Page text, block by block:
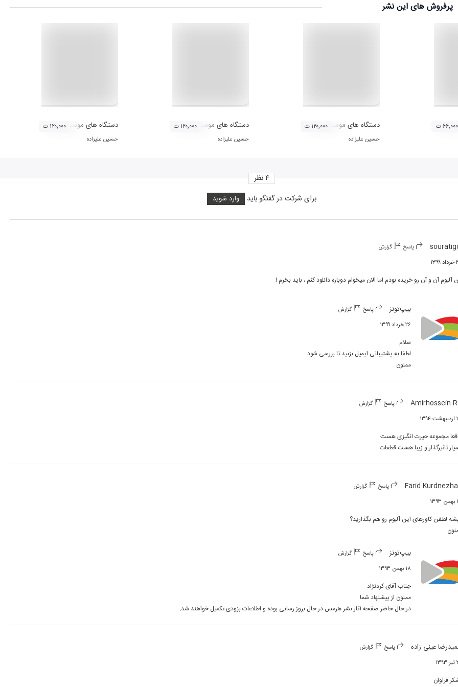
پرفروش های این نشر
۶۶,۰۰۰ ت دستگاه های موسیقی ایران - دستگاه شور
حسین علیزاده
۱۲۰,۰۰۰ ت دستگاه های موسیقی ایران - آواز ابوعطا
حسین علیزاده
۱۲۰,۰۰۰ ت دستگاه های موسیقی ایران - دستگاه ماهور
حسین علیزاده
۱۲۰,۰۰۰ ت
برای شرکت در گفتگو باید وارد شوید
۴نظر
پاسخ گزارش
آلبوم آن و آن رو خریده بودم اما الان میخوام دوباره دانلود کنم ، باید بخرم !
بیپ‌تونز پاسخ گزارش
۲۶ خرداد ۱۳۹۹
ممنون
Amirhossein پاسخ گزارش
تاثیرگذار و زیبا هست قطعات
Farid پاسخ گزارش
بیپ‌تونز پاسخ گزارش
۱۸ بهمن ۱۳۹۳
در حال حاضر صفحه آثار نشر هرمس در حال بروز رسانی بوده و اطلاعات بزودی تکمیل خواهند شد.
عینی زاده پاسخ گزارش
فراوان